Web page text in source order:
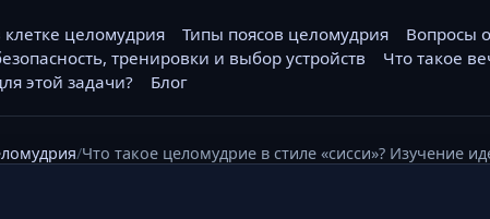
целомудрия Типы поясов целомудрия Вопросы
тренировки и выбор устройств
Что такое
этой задачи?
Блог
Что такое целомудрие в стиле «сисси»? Изучение